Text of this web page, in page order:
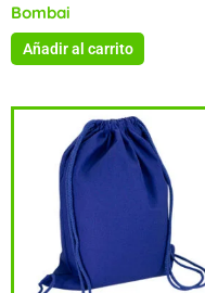
Bombai
Añadir al carrito